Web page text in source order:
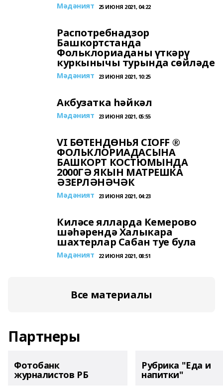
Мәдәният 25 ИЮНЯ 2021, 04:22
Распотребнадзор
Башкортстанда
Фольклориаданы үткәрү
куркынычы турында сөйләде
Мәдәният 23 ИЮНЯ 2021, 10:25
Акбузатка һәйкәл
Мәдәният 23 ИЮНЯ 2021, 05:55
VI БӨТЕНДӨНЬЯ CIOFF ® ️
ФОЛЬКЛОРИАДАСЫНА
БАШКОРТ КОСТЮМЫНДА
2000ГӘ ЯКЫН МАТРЕШКА
ӘЗЕРЛӘНӘЧӘК
Мәдәният 23 ИЮНЯ 2021, 04:23
Киләсе ялларда Кемерово
шәһәрендә Халыкара
шахтерлар Сабан туе була
Мәдәният 22 ИЮНЯ 2021, 08:51
Все материалы
Партнеры
Фотобанк
журналистов РБ
Рубрика "Еда и
напитки"